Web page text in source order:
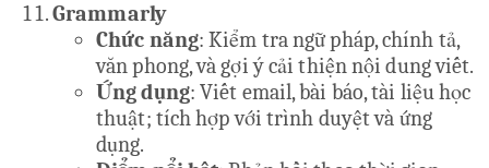
Grammarly
Chức năng: Kiểm tra ngữ pháp, chính tả,
văn phong, và gợi ý cải thiện nội dung viết.
Ứng dụng: Viết email, bài báo, tài liệu học
thuật; tích hợp với trình duyệt và ứng
dụng.